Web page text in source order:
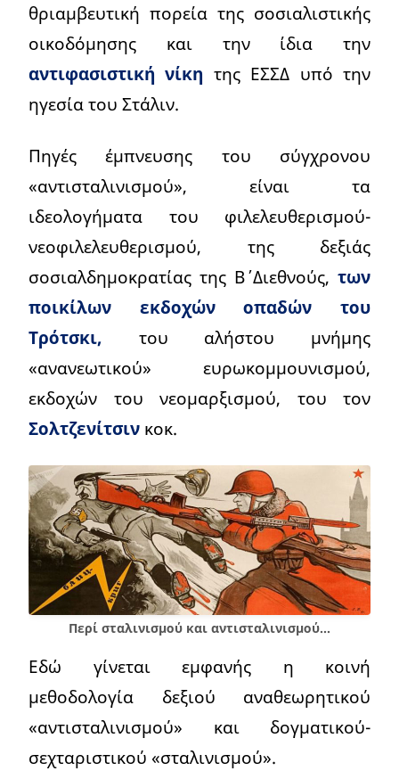
θριαμβευτική πορεία της σοσιαλιστικής
οικοδόμησης και την ίδια την
αντιφασιστική νίκη της ΕΣΣΔ υπό την
ηγεσία του Στάλιν.
Πηγές έμπνευσης του σύγχρονου
«αντισταλινισμού», είναι τα
ιδεολογήματα του φιλελευθερισμού-
νεοφιλελευθερισμού, της δεξιάς
σοσιαλδημοκρατίας της Β΄ Διεθνούς, των
ποικίλων εκδοχών οπαδών του
Τρότσκι, του αλήστου μνήμης
«ανανεωτικού» ευρωκομμουνισμού,
εκδοχών του νεομαρξισμού, του τον
Σολτζενίτσιν κοκ.
Περί σταλινισμού και αντισταλινισμού…
Εδώ γίνεται εμφανής η κοινή
μεθοδολογία δεξιού αναθεωρητικού
«αντισταλινισμού» και δογματικού-
σεχταριστικού «σταλινισμού».